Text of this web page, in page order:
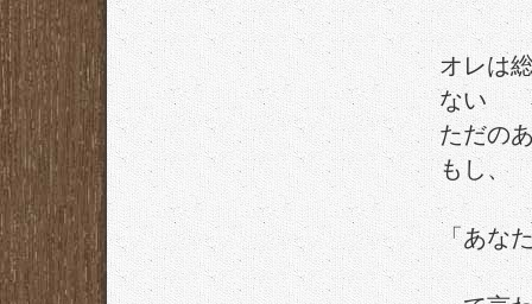
オレは
ない
ただの
もし、
「あな